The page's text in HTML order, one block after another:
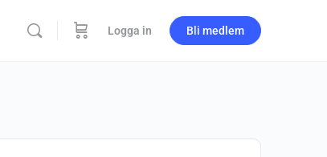
Logga in Bli medlem